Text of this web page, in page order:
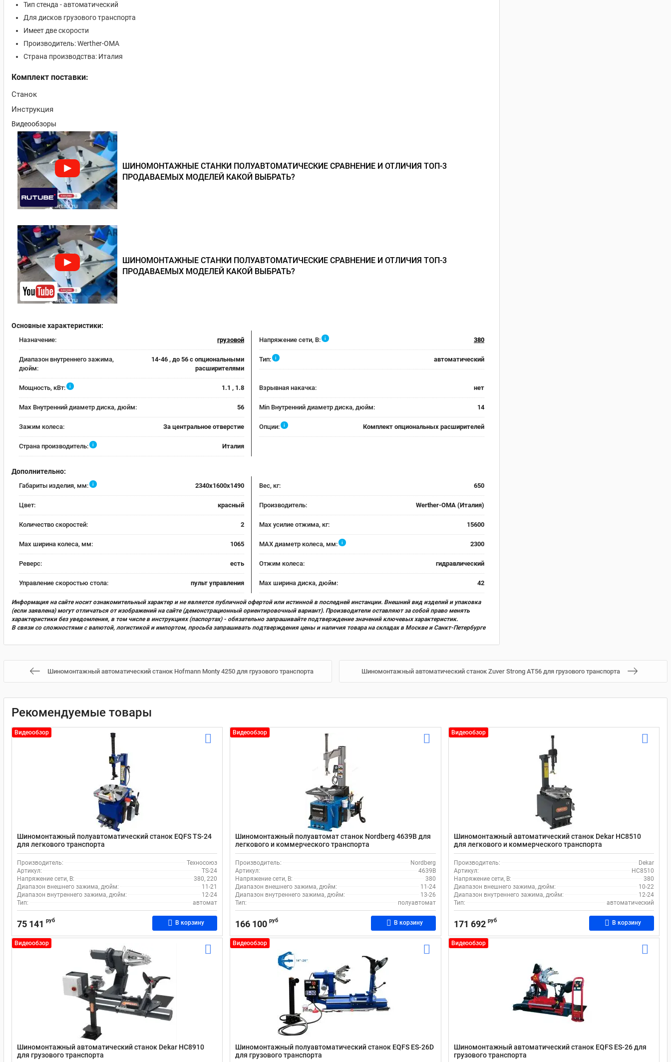
Тип стенда - автоматический
Для дисков грузового транспорта
Имеет две скорости
Производитель: Werther-OMA
Страна производства: Италия
Комплект поставки:
Станок
Инструкция
Видеообзоры
ШИНОМОНТАЖНЫЕ СТАНКИ ПОЛУАВТОМАТИЧЕСКИЕ СРАВНЕНИЕ И ОТЛИЧИЯ ТОП-3
ПРОДАВАЕМЫХ МОДЕЛЕЙ КАКОЙ ВЫБРАТЬ?
ШИНОМОНТАЖНЫЕ СТАНКИ ПОЛУАВТОМАТИЧЕСКИЕ СРАВНЕНИЕ И ОТЛИЧИЯ ТОП-3
ПРОДАВАЕМЫХ МОДЕЛЕЙ КАКОЙ ВЫБРАТЬ?
Основные характеристики:
Назначение: грузовой Напряжение сети, В: i 380
Диапазон внутреннего зажима,
дюйм:
14-46 , до 56 с опциональными
расширителями
Тип: i автоматический
Мощность, кВт: i 1.1 , 1.8 Взрывная накачка: нет
Max Внутренний диаметр диска, дюйм: 56 Min Внутренний диаметр диска, дюйм: 14
Зажим колеса: За центральное отверстие Опции: i Комплект опциональных расширителей
Страна производитель: i Италия
Дополнительно:
Габариты изделия, мм: i 2340x1600x1490 Вес, кг: 650
Цвет: красный Производитель: Werther-OMA (Италия)
Количество скоростей: 2 Max усилие отжима, кг: 15600
Max ширина колеса, мм: 1065 MAX диаметр колеса, мм: i 2300
Реверс: есть Отжим колеса: гидравлический
Управление скоростью стола: пульт управления Max ширина диска, дюйм: 42
Информация на сайте носит ознакомительный характер и не является публичной офертой или истинной в последней инстанции. Внешний вид изделий и упаковка
(если заявлена) могут отличаться от изображений на сайте (демонстрационный ориентировочный вариант). Производители оставляют за собой право менять
характеристики без уведомления, в том числе в инструкциях (паспортах) - обязательно запрашивайте подтверждение значений ключевых характеристик.
В связи со сложностями с валютой, логистикой и импортом, просьба запрашивать подтверждения цены и наличия товара на складах в Москве и Санкт-Петербурге
Шиномонтажный автоматический станок Hofmann Monty 4250 для грузового транспорта Шиномонтажный автоматический станок Zuver Strong AT56 для грузового транспорта
Рекомендуемые товары
Видеообзор
Шиномонтажный полуавтоматический станок EQFS TS-24
для легкового транспорта
Производитель:
Техносоюз
Артикул:
TS-24
Напряжение сети, В:
380, 220
Диапазон внешнего зажима, дюйм:
11-21
Диапазон внутреннего зажима, дюйм:
12-24
Тип:
автомат
75 141 руб В корзину
Видеообзор
Шиномонтажный полуавтомат станок Nordberg 4639B для
легкового и коммерческого транспорта
Производитель:
Nordberg
Артикул:
4639B
Напряжение сети, В:
380
Диапазон внешнего зажима, дюйм:
11-24
Диапазон внутреннего зажима, дюйм:
13-26
Тип:
полуавтомат
166 100 руб В корзину
Видеообзор
Шиномонтажный автоматический станок Dekar HC8510
для легкового и коммерческого транспорта
Производитель:
Dekar
Артикул:
HC8510
Напряжение сети, В:
380
Диапазон внешнего зажима, дюйм:
10-22
Диапазон внутреннего зажима, дюйм:
12-24
Тип:
автоматический
171 692 руб В корзину
Видеообзор
Шиномонтажный автоматический станок Dekar HC8910
для грузового транспорта
Видеообзор
Шиномонтажный полуавтоматический станок EQFS ES-26D
для грузового транспорта
Видеообзор
Шиномонтажный автоматический станок EQFS ES-26 для
грузового транспорта